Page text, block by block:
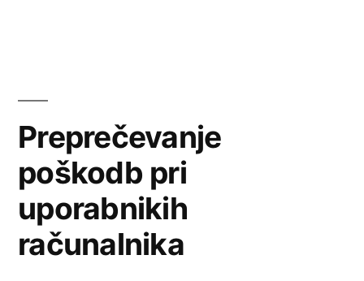
Preprečevanje
poškodb pri
uporabnikih
računalnika